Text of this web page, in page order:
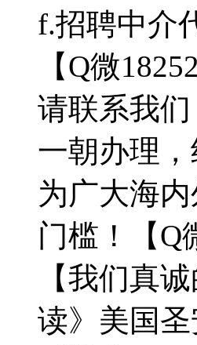
f.招聘中介
【Q微
请联系我
一朝办理
为广大海
门槛！【Q
【我们真
读》美国